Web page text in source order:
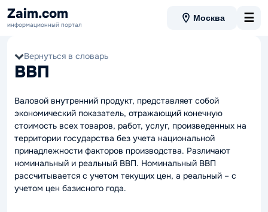
Zaim.com
информационный портал
Москва ☰
Вернуться в словарь
ВВП
Валовой внутренний продукт, представляет собой
экономический показатель, отражающий конечную
стоимость всех товаров, работ, услуг, произведенных на
территории государства без учета национальной
принадлежности факторов производства. Различают
номинальный и реальный ВВП. Номинальный ВВП
рассчитывается с учетом текущих цен, а реальный – с
учетом цен базисного года.